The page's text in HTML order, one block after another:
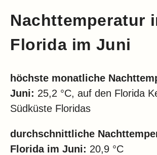
Nachttemperatur
Florida im Juni
höchste monatliche
Juni: 25,2 °C, auf den Florida
Südküste Floridas
durchschnittliche
Florida im Juni: 20,9 °C